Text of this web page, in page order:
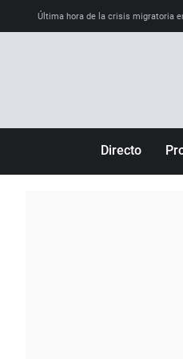
Última hora de la crisis migratoria
Directo